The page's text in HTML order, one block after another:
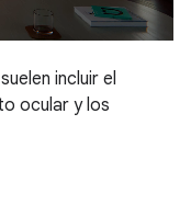
incluir el
ocular y los